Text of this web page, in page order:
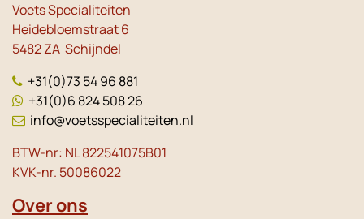
Voets Specialiteiten
Heidebloemstraat 6
5482 ZA Schijndel
+31(0)73 54 96 881
+31(0)6 824 508 26
info@voetsspecialiteiten.nl
BTW-nr: NL 822541075B01
KVK-nr. 50086022
Over ons